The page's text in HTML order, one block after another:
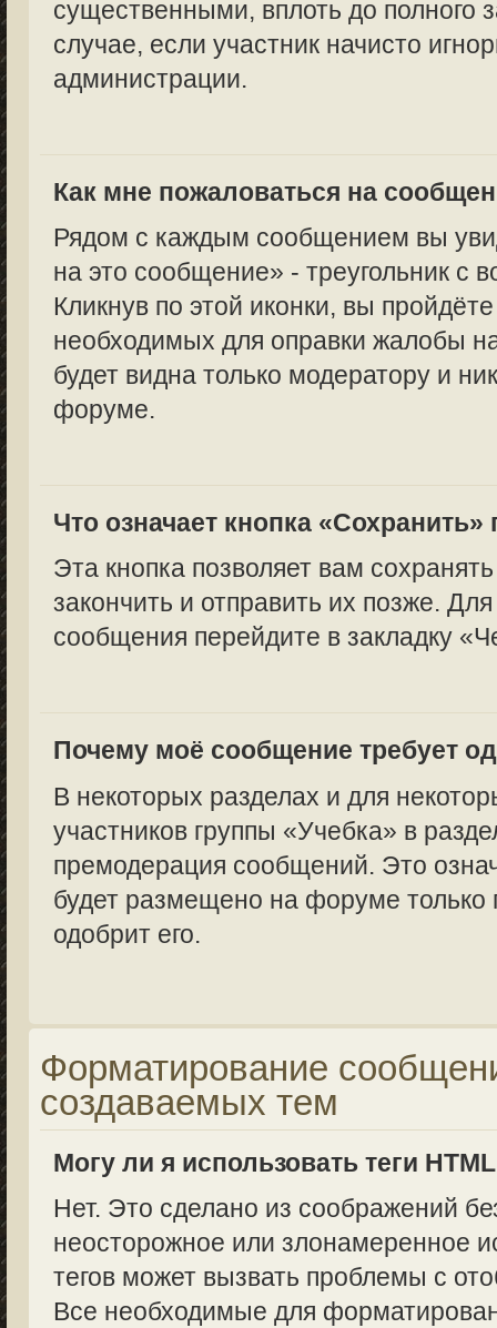
существенными, вплоть до полного
случае, если участник начисто
администрации.
Как мне пожаловаться на
Рядом с каждым сообщением вы
на это сообщение» - треугольник с
Кликнув по этой иконки, вы
необходимых для оправки жалобы
будет видна только модератору и
форуме.
Что означает кнопка
Эта кнопка позволяет вам
закончить и отправить их позже.
сообщения перейдите в закладку
Почему моё сообщение требует
В некоторых разделах и для
участников группы «Учебка» в
премодерация сообщений. Это
будет размещено на форуме только
одобрит его.
Форматирование
создаваемых тем
Могу ли я использовать теги
Нет. Это сделано из соображений
неосторожное или злонамеренное
тегов может вызвать проблемы с
Все необходимые для